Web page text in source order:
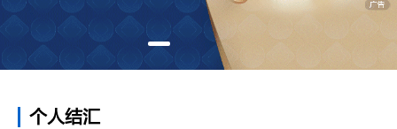
个人结汇